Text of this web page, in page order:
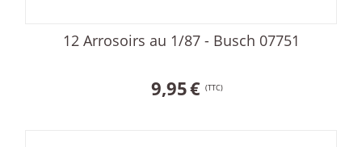
12 Arrosoirs au 1/87 - Busch 07751
9,95€ (TTC)